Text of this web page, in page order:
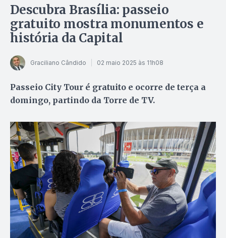
Descubra Brasília: passeio
gratuito mostra monumentos e
história da Capital
Graciliano Cândido 02 maio 2025 às 11h08
Passeio City Tour é gratuito e ocorre de terça a
domingo, partindo da Torre de TV.